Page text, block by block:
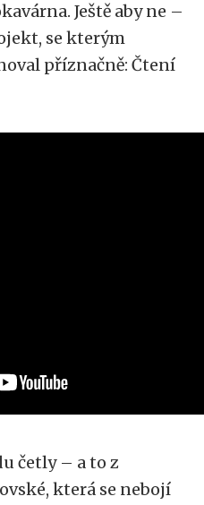
Ještě aby ne –
se kterým
příznačně: Čtení
četly – a to z
která se nebojí